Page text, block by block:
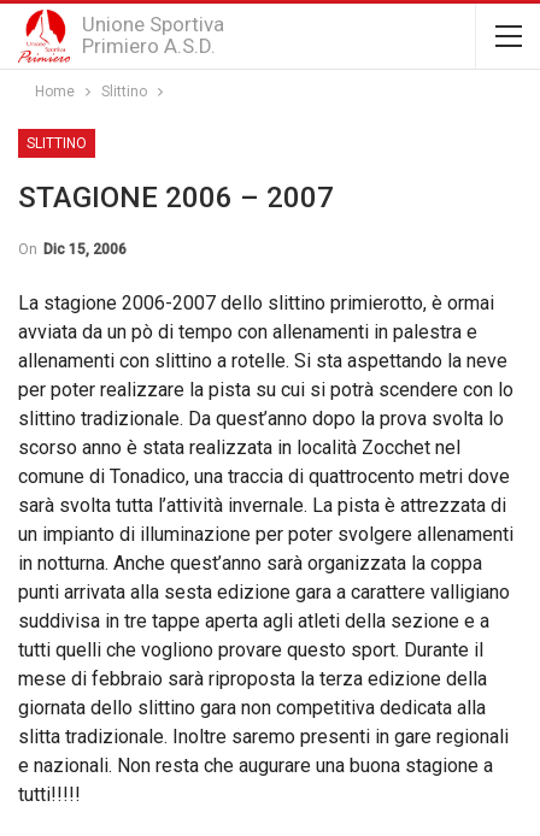
Unione Sportiva
Primiero A.S.D.
Home Slittino
SLITTINO
STAGIONE 2006 – 2007
On Dic 15, 2006
La stagione 2006-2007 dello slittino primierotto, è ormai
avviata da un pò di tempo con allenamenti in palestra e
allenamenti con slittino a rotelle. Si sta aspettando la neve
per poter realizzare la pista su cui si potrà scendere con lo
slittino tradizionale. Da quest’anno dopo la prova svolta lo
scorso anno è stata realizzata in località Zocchet nel
comune di Tonadico, una traccia di quattrocento metri dove
sarà svolta tutta l’attività invernale. La pista è attrezzata di
un impianto di illuminazione per poter svolgere allenamenti
in notturna. Anche quest’anno sarà organizzata la coppa
punti arrivata alla sesta edizione gara a carattere valligiano
suddivisa in tre tappe aperta agli atleti della sezione e a
tutti quelli che vogliono provare questo sport. Durante il
mese di febbraio sarà riproposta la terza edizione della
giornata dello slittino gara non competitiva dedicata alla
slitta tradizionale. Inoltre saremo presenti in gare regionali
e nazionali. Non resta che augurare una buona stagione a
tutti!!!!!